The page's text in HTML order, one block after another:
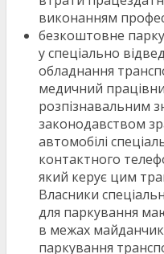
виконанням
безкоштовне
у спеціально
обладнання
медичний
розпізнавальним
законодавством
автомобілі
контактного
який керує цим
Власники
для паркування
в межах
паркування